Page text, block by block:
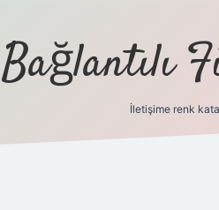
Bağlantılı
İletişime renk